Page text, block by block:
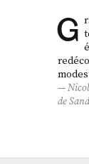
G
de